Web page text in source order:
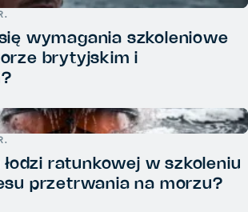
wymagania szkoleniowe
brytyjskim i
ratunkowej w szkoleniu
przetrwania na morzu?